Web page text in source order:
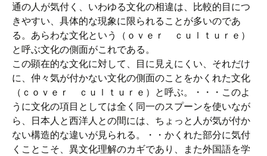
通の人が気付く、いわゆる文化の相違は、比較的目につ
きやすい、具体的な現象に限られることが多いのであ
る。あらわな文化という（ｏｖｅｒ ｃｕｌｔｕｒｅ）
と呼ぶ文化の側面がこれである。
この顕在的な文化に対して、目に見えにくい、それだけ
に、仲々気が付かない文化の側面のことをかくれた文化
（ｃｏｖｅｒ ｃｕｌｔｕｒｅ）と呼ぶ。・・・このよ
うに文化の項目としては全く同一のスプーンを使いなが
ら、日本人と西洋人との間には、ちょっと人が気が付か
ない構造的な違いが見られる。・・かくれた部分に気付
くことこそ、異文化理解のカギであり、また外国語を学